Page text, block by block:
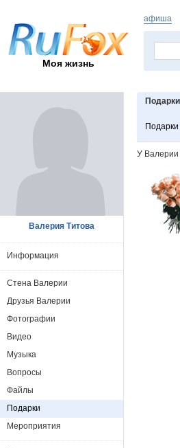
Моя жизнь
афиша
Подарки
У Валерии
Валерия Титова
Информация
Стена Валерии
Друзья Валерии
Фотографии
Видео
Музыка
Вопросы
Файлы
Подарки
Мероприятия